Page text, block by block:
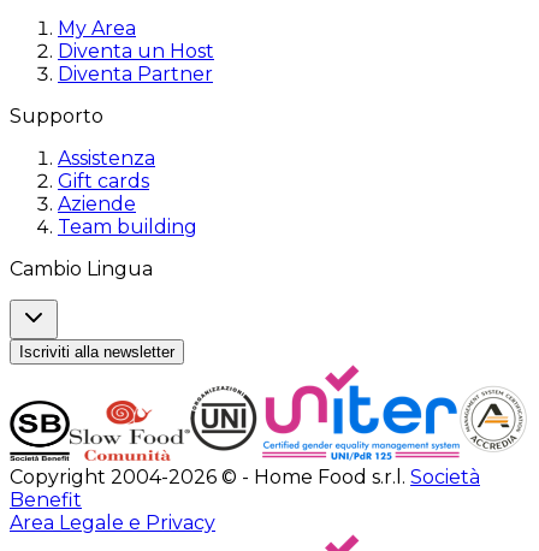
My Area
Diventa un Host
Diventa Partner
Supporto
Assistenza
Gift cards
Aziende
Team building
Cambio Lingua
Iscriviti alla newsletter
Copyright 2004-2026 © - Home Food s.r.l. Società
Benefit
Area Legale e Privacy